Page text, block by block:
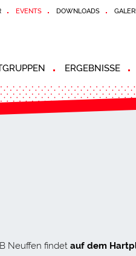
EVENTS DOWNLOADS
ERGEBNISSE
Neuffen findet auf dem